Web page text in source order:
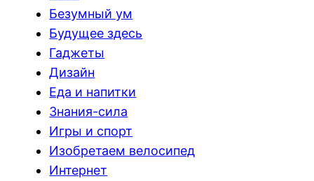
Безумный ум
Будущее здесь
Гаджеты
Дизайн
Еда и напитки
Знания-сила
Игры и спорт
Изобретаем велосипед
Интернет